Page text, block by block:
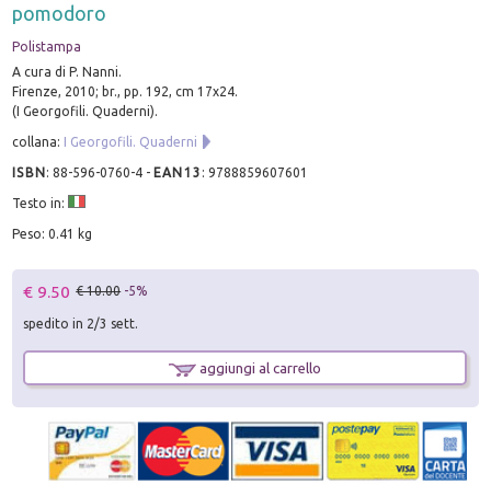
pomodoro
Polistampa
A cura di P. Nanni.
Firenze, 2010; br., pp. 192, cm 17x24.
(I Georgofili. Quaderni).
collana: I Georgofili. Quaderni
ISBN:88-596-0760-4 - EAN13 :9788859607601
Testo in:
Peso: 0.41 kg
€ 9.50 € 10.00 -5%
spedito in 2/3 sett.
aggiungi al carrello